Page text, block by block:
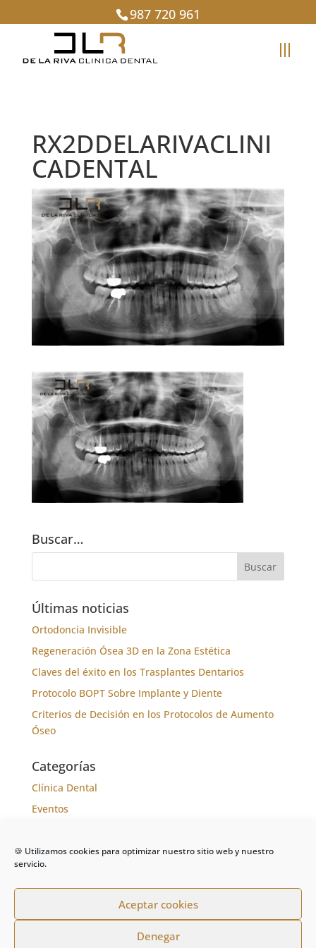
🍪 Utilizamos cookies para optimizar nuestro sitio web y nuestro
servicio.
Aceptar cookies
Denegar
987 720 961
RX2DDELARIVACLINI
CADENTAL
Buscar…
Últimas noticias
Ortodoncia Invisible
Regeneración Ósea 3D en la Zona Estética
Claves del éxito en los Trasplantes Dentarios
Protocolo BOPT Sobre Implante y Diente
Criterios de Decisión en los Protocolos de Aumento
Óseo
Categorías
Clínica Dental
Eventos
Noticias